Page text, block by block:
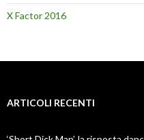
X Factor 2016
ARTICOLI RECENTI